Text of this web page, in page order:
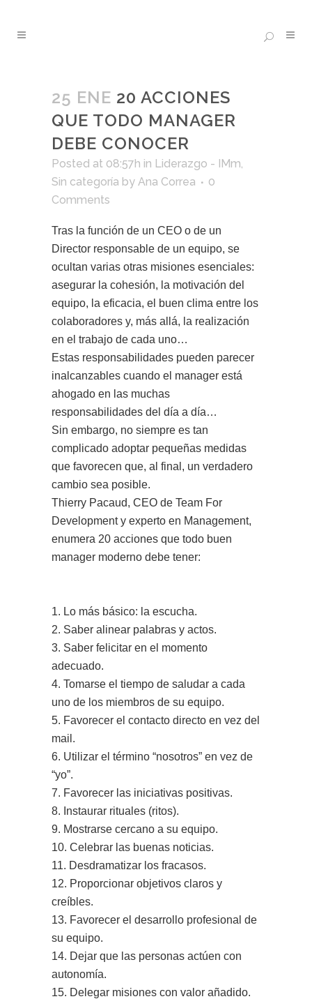
25 ENE 20 ACCIONES
QUE TODO MANAGER
DEBE CONOCER
Posted at 08:57h in Liderazgo - IMm,
Sin categoría by Ana Correa
0
Comments
Tras la función de un CEO o de un
Director responsable de un equipo, se
ocultan varias otras misiones esenciales:
asegurar la cohesión, la motivación del
equipo, la eficacia, el buen clima entre los
colaboradores y, más allá, la realización
en el trabajo de cada uno…
Estas responsabilidades pueden parecer
inalcanzables cuando el manager está
ahogado en las muchas
responsabilidades del día a día…
Sin embargo, no siempre es tan
complicado adoptar pequeñas medidas
que favorecen que, al final, un verdadero
cambio sea posible.
Thierry Pacaud, CEO de Team For
Development y experto en Management,
enumera 20 acciones que todo buen
manager moderno debe tener:
1. Lo más básico: la escucha.
2. Saber alinear palabras y actos.
3. Saber felicitar en el momento
adecuado.
4. Tomarse el tiempo de saludar a cada
uno de los miembros de su equipo.
5. Favorecer el contacto directo en vez del
mail.
6. Utilizar el término “nosotros” en vez de
“yo”.
7. Favorecer las iniciativas positivas.
8. Instaurar rituales (ritos).
9. Mostrarse cercano a su equipo.
10. Celebrar las buenas noticias.
11. Desdramatizar los fracasos.
12. Proporcionar objetivos claros y
creíbles.
13. Favorecer el desarrollo profesional de
su equipo.
14. Dejar que las personas actúen con
autonomía.
15. Delegar misiones con valor añadido.